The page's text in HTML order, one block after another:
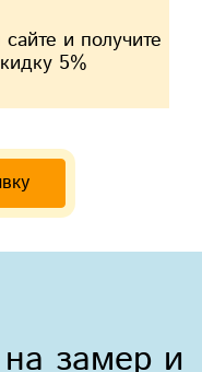
и получите
5%
замер и